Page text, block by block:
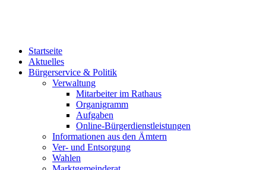
Startseite
Aktuelles
Bürgerservice & Politik
Verwaltung
Mitarbeiter im Rathaus
Organigramm
Aufgaben
Online-Bürgerdienstleistungen
Informationen aus den Ämtern
Ver- und Entsorgung
Wahlen